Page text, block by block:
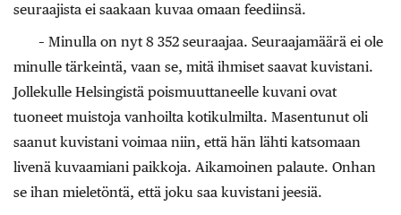
seuraajista ei saakaan kuvaa omaan feediinsä.
– Minulla on nyt 8 352 seuraajaa. Seuraajamäärä ei ole
minulle tärkeintä, vaan se, mitä ihmiset saavat kuvistani.
Jollekulle Helsingistä poismuuttaneelle kuvani ovat
tuoneet muistoja vanhoilta kotikulmilta. Masentunut oli
saanut kuvistani voimaa niin, että hän lähti katsomaan
livenä kuvaamiani paikkoja. Aikamoinen palaute. Onhan
se ihan mieletöntä, että joku saa kuvistani jeesiä.